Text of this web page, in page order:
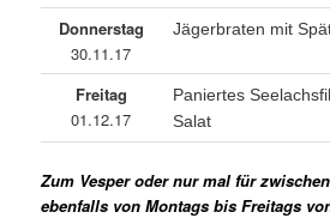
Donnerstag
30.11.17
Jägerbraten mit
Freitag
01.12.17
Paniertes
Salat
Zum Vesper oder nur mal für
ebenfalls von Montags bis Freitags